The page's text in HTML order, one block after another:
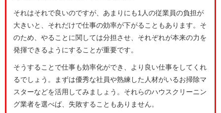
それはそれで良いのですが、あまりにも1人の従業員の負担が
大きいと、それだけで仕事の効率が下がることもあります。そ
のため、やることに関しては分担させ、それぞれが本来の力を
発揮できるようにすることが重要です。
そうすることで仕事も効率化ができ、より良い仕事をしてくれ
るでしょう。まずは優秀な社員や熟練した人材がいるお掃除マ
スターなどを活用してみましょう。それらのハウスクリーニン
グ業者を選べば、失敗することもありません。